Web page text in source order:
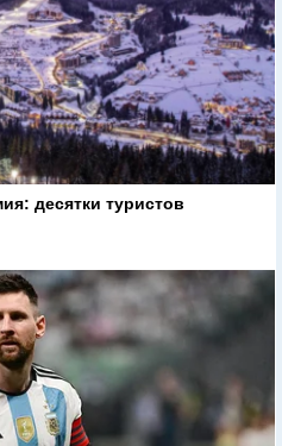
десятки туристов